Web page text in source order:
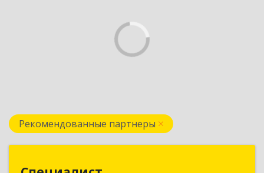
Рекомендованные партнеры